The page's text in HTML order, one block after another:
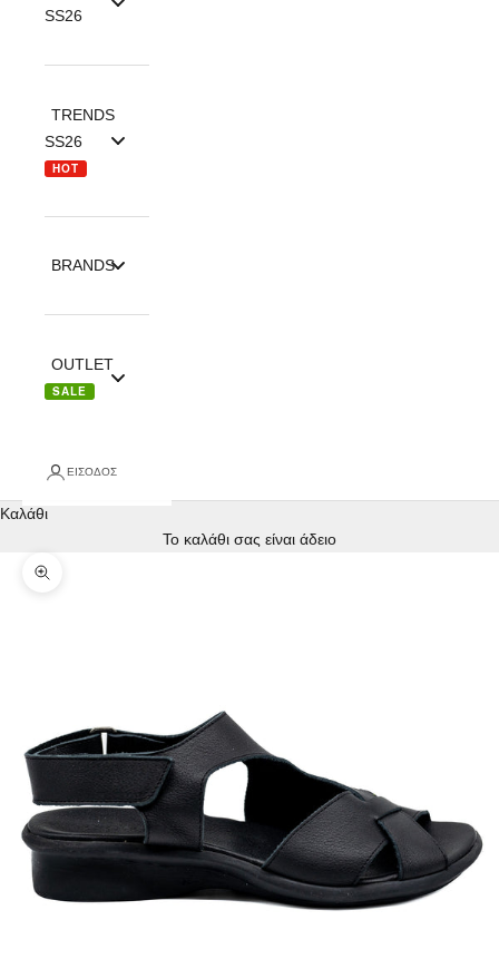
SS26
TRENDS
SS26
HOT
BRANDS
OUTLET
SALE
ΕΊΣΟΔΟΣ
Καλάθι
Το καλάθι σας είναι άδειο
Μεγέθυνση